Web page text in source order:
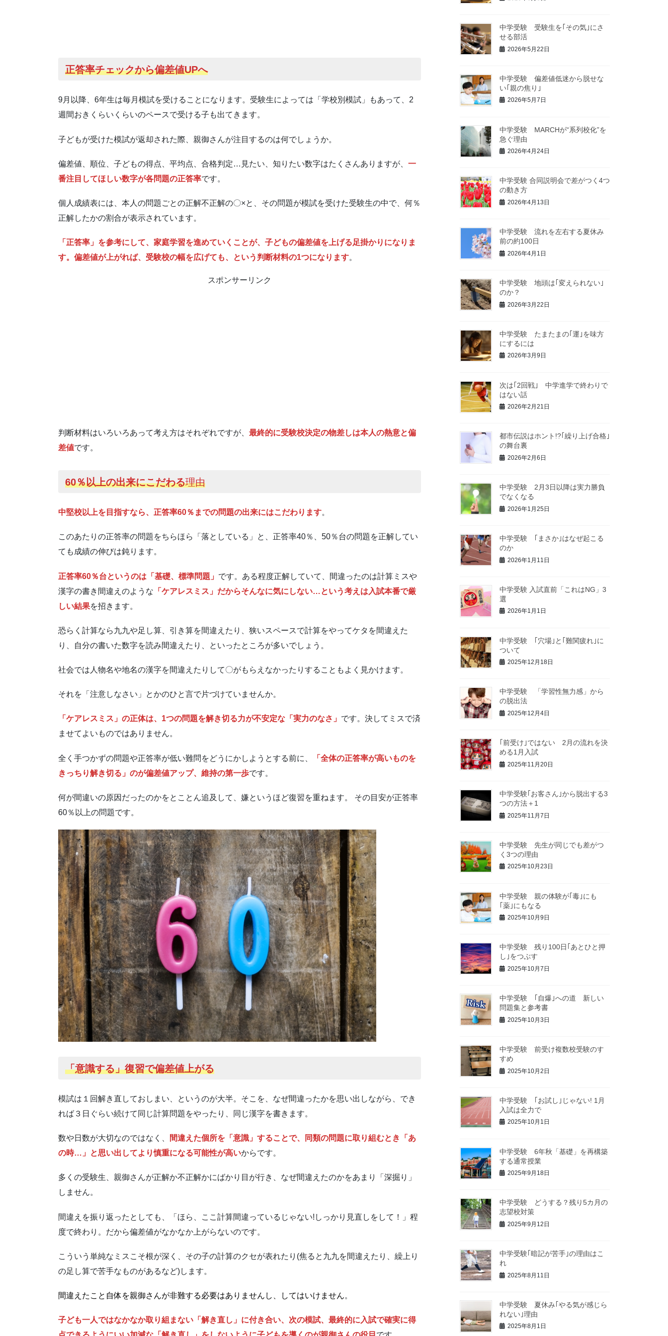
正答率チェックから偏差値UPへ
9月以降、6年生は毎月模試を受けることになります。受験生によっては「学校別模試」もあって、2
週間おきくらいくらいのペースで受ける子も出てきます。
子どもが受けた模試が返却された際、親御さんが注目するのは何でしょうか。
偏差値、順位、子どもの得点、平均点、合格判定…見たい、知りたい数字はたくさんありますが、 一
番注目してほしい数字が各問題の正答率です。
個人成績表には、本人の問題ごとの正解不正解の〇×と、その問題が模試を受けた受験生の中で、何％
正解したかの割合が表示されています。
「正答率」を参考にして、家庭学習を進めていくことが、子どもの偏差値を上げる足掛かりになりま
す。偏差値が上がれば、受験校の幅を広げても、という判断材料の1つになります。
スポンサーリンク
判断材料はいろいろあって考え方はそれぞれですが、 最終的に受験校決定の物差しは本人の熱意と偏
差値です。
60％以上の出来にこだわる理由
中堅校以上を目指すなら、正答率60％までの問題の出来にはこだわります。
このあたりの正答率の問題をちらほら「落としている」と、正答率40％、50％台の問題を正解してい
ても成績の伸びは鈍ります。
正答率60％台というのは「基礎、標準問題」 です。ある程度正解していて、間違ったのは計算ミスや
漢字の書き間違えのような 「ケアレスミス」だからそんなに気にしない…という考えは入試本番で厳
しい結果を招きます。
恐らく計算なら九九や足し算、引き算を間違えたり、狭いスペースで計算をやってケタを間違えた
り、自分の書いた数字を読み間違えたり、といったところが多いでしょう。
社会では人物名や地名の漢字を間違えたりして〇がもらえなかったりすることもよく見かけます。
それを「注意しなさい」とかのひと言で片づけていませんか。
「ケアレスミス」の正体は、1つの問題を解き切る力が不安定な「実力のなさ」 です。決してミスで済
ませてよいものではありません。
全く手つかずの問題や正答率が低い難問をどうにかしようとする前に、
「全体の正答率が高いものを
きっちり解き切る」のが偏差値アップ、維持の第一歩です。
何が間違いの原因だったのかをとことん追及して、嫌というほど復習を重ねます。 その目安が正答率
60％以上の問題です。
「意識する」復習で偏差値上がる
模試は１回解き直しておしまい、というのが大半。そこを、なぜ間違ったかを思い出しながら、でき
れば３日ぐらい続けて同じ計算問題をやったり、同じ漢字を書きます。
数や日数が大切なのではなく、
間違えた個所を「意識」することで、同類の問題に取り組むとき「あ
の時…」と思い出してより慎重になる可能性が高いからです。
多くの受験生、親御さんが正解か不正解かにばかり目が行き、なぜ間違えたのかをあまり「深掘り」
しません。
間違えを振り返ったとしても、「ほら、ここ計算間違っているじゃない!しっかり見直しをして！」程
度で終わり。だから偏差値がなかなか上がらないのです。
こういう単純なミスこそ根が深く、その子の計算のクセが表れたり(焦ると九九を間違えたり、繰上り
の足し算で苦手なものがあるなど)します。
間違えたこと自体を親御さんが非難する必要はありませんし、してはいけません。
子ども一人ではなかなか取り組まない「解き直し」に付き合い、次の模試、最終的に入試で確実に得
中学受験 受験生を｢その気｣にさ
せる部活
2026年5月22日
中学受験 偏差値低迷から脱せな
い｢親の焦り｣
2026年5月7日
中学受験 MARCHが“系列校化”を
急ぐ理由
2026年4月24日
中学受験 合同説明会で差がつく4つ
の動き方
2026年4月13日
中学受験 流れを左右する夏休み
前の約100日
2026年4月1日
中学受験 地頭は｢変えられない｣
のか？
2026年3月22日
中学受験 たまたまの｢運｣を味方
にするには
2026年3月9日
次は｢2回戦｣ 中学進学で終わりで
はない話
2026年2月21日
都市伝説はホント!?｢繰り上げ合格｣
の舞台裏
2026年2月6日
中学受験 2月3日以降は実力勝負
でなくなる
2026年1月25日
中学受験 ｢まさか｣はなぜ起こる
のか
2026年1月11日
中学受験 入試直前「これはNG」3
選
2026年1月1日
中学受験 ｢穴場｣と｢難関疲れ｣に
ついて
2025年12月18日
中学受験 「学習性無力感」から
の脱出法
2025年12月4日
｢前受け｣ではない 2月の流れを決
める1月入試
2025年11月20日
中学受験｢お客さん｣から脱出する3
つの方法＋1
2025年11月7日
中学受験 先生が同じでも差がつ
く3つの理由
2025年10月23日
中学受験 親の体験が｢毒｣にも
｢薬｣にもなる
2025年10月9日
中学受験 残り100日｢あとひと押
し｣をつぶす
2025年10月7日
中学受験 ｢自爆｣への道 新しい
問題集と参考書
2025年10月3日
中学受験 前受け複数校受験のす
すめ
2025年10月2日
中学受験 ｢お試し｣じゃない! 1月
入試は全力で
2025年10月1日
中学受験 6年秋「基礎」を再構築
する通常授業
2025年9月18日
中学受験 どうする？残り5カ月の
志望校対策
2025年9月12日
中学受験｢暗記が苦手｣の理由はこ
れ
2025年8月11日
中学受験 夏休み｢やる気が感じら
れない｣理由
2025年8月1日